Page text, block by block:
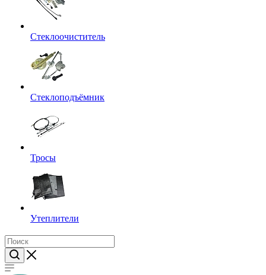
Стеклоочиститель
Стеклоподъёмник
Тросы
Утеплители